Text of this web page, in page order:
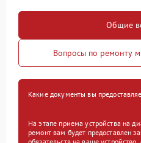
Общие
Вопросы по ремонту
Какие документы вы
На этапе приема устройства на
ремонт вам будет предоставлен